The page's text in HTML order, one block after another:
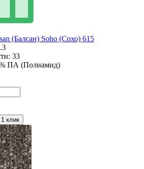
(Балсан) Soho (Сохо) 615
33
ПА (Полиамид)
клик